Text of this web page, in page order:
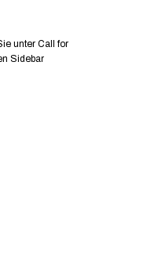
unter Call for
Sidebar